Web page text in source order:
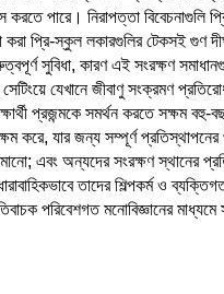
করতে পারে। নিরাপত্তা
প্রি-স্কুল লকারগুলির টেকসই গুণ
সুবিধা, কারণ এই সংরক্ষণ
যেখানে জীবাণু সংক্রমণ
প্রজন্মকে সমর্থন করতে সক্ষম বহু-
করে, যার জন্য সম্পূর্ণ
এবং অন্যদের সংরক্ষণ স্থানের
তাদের শিল্পকর্ম ও
পরিবেশগত মনোবিজ্ঞানের